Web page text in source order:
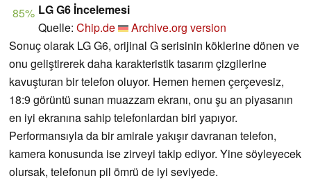
85% LG G6 İncelemesi
Quelle: Chip.de
Archive.org version
Sonuç olarak LG G6, orijinal G serisinin köklerine dönen ve
onu geliştirerek daha karakteristik tasarım çizgilerine
kavuşturan bir telefon oluyor. Hemen hemen çerçevesiz,
18:9 görüntü sunan muazzam ekranı, onu şu an piyasanın
en iyi ekranına sahip telefonlardan biri yapıyor.
Performansıyla da bir amirale yakışır davranan telefon,
kamera konusunda ise zirveyi takip ediyor. Yine söyleyecek
olursak, telefonun pil ömrü de iyi seviyede.